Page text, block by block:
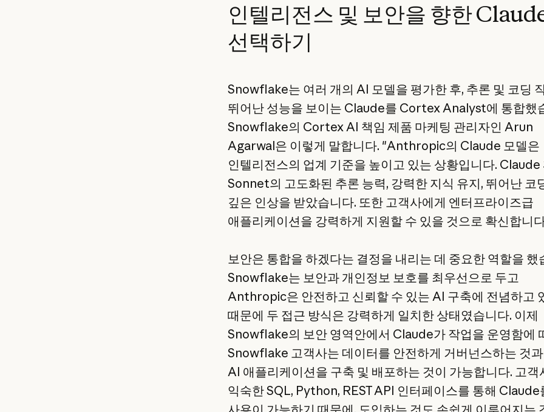
인텔리전스 및 보안을 향한
선택하기
Snowflake는 여러 개의 AI 모델을 평가한 후, 추론 및 코딩
뛰어난 성능을 보이는 Claude를 Cortex Analyst에 통합했
Snowflake의 Cortex AI 책임 제품 마케팅 관리자인 Arun
Agarwal은 이렇게 말합니다. "Anthropic의 Claude 모델은
인텔리전스의 업계 기준을 높이고 있는 상황입니다. Claude
Sonnet의 고도화된 추론 능력, 강력한 지식 유지, 뛰어난 코
깊은 인상을 받았습니다. 또한 고객사에게 엔터프라이즈급
애플리케이션을 강력하게 지원할 수 있을 것으로 확신합니
보안은 통합을 하겠다는 결정을 내리는 데 중요한 역할을 했
Snowflake는 보안과 개인정보 보호를 최우선으로 두고
Anthropic은 안전하고 신뢰할 수 있는 AI 구축에 전념하고
때문에 두 접근 방식은 강력하게 일치한 상태였습니다. 이제
Snowflake의 보안 영역안에서 Claude가 작업을 운영함에
Snowflake 고객사는 데이터를 안전하게 거버넌스하는 것
AI 애플리케이션을 구축 및 배포하는 것이 가능합니다. 고객
익숙한 SQL, Python, REST API 인터페이스를 통해 Claude